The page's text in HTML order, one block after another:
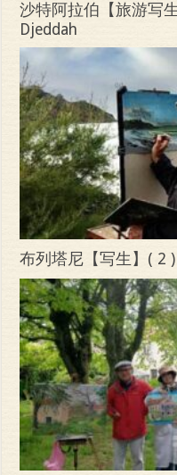
沙特阿拉伯【旅游写
Djeddah
布列塔尼【写生】( 2